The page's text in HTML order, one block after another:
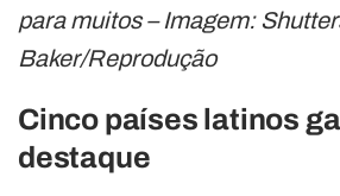
para muitos – Imagem:
Baker/Reprodução
Cinco países latinos
destaque